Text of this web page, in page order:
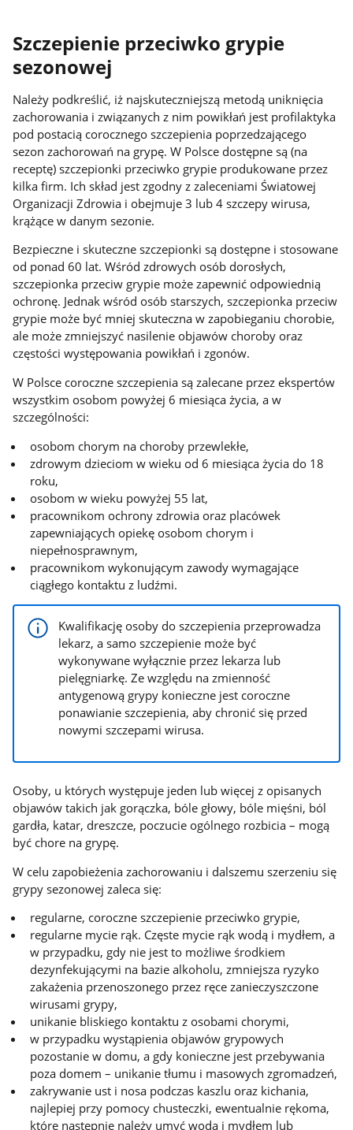
Szczepienie przeciwko grypie
sezonowej
Należy podkreślić, iż najskuteczniejszą metodą uniknięcia
zachorowania i związanych z nim powikłań jest profilaktyka
pod postacią corocznego szczepienia poprzedzającego
sezon zachorowań na grypę. W Polsce dostępne są (na
receptę) szczepionki przeciwko grypie produkowane przez
kilka firm. Ich skład jest zgodny z zaleceniami Światowej
Organizacji Zdrowia i obejmuje 3 lub 4 szczepy wirusa,
krążące w danym sezonie.
Bezpieczne i skuteczne szczepionki są dostępne i stosowane
od ponad 60 lat. Wśród zdrowych osób dorosłych,
szczepionka przeciw grypie może zapewnić odpowiednią
ochronę. Jednak wśród osób starszych, szczepionka przeciw
grypie może być mniej skuteczna w zapobieganiu chorobie,
ale może zmniejszyć nasilenie objawów choroby oraz
częstości występowania powikłań i zgonów.
W Polsce coroczne szczepienia są zalecane przez ekspertów
wszystkim osobom powyżej 6 miesiąca życia, a w
szczególności:
osobom chorym na choroby przewlekłe,
zdrowym dzieciom w wieku od 6 miesiąca życia do 18
roku,
osobom w wieku powyżej 55 lat,
pracownikom ochrony zdrowia oraz placówek
zapewniających opiekę osobom chorym i
niepełnosprawnym,
pracownikom wykonującym zawody wymagające
ciągłego kontaktu z ludźmi.
Kwalifikację osoby do szczepienia przeprowadza
lekarz, a samo szczepienie może być
wykonywane wyłącznie przez lekarza lub
pielęgniarkę. Ze względu na zmienność
antygenową grypy konieczne jest coroczne
ponawianie szczepienia, aby chronić się przed
nowymi szczepami wirusa.
Osoby, u których występuje jeden lub więcej z opisanych
objawów takich jak gorączka, bóle głowy, bóle mięśni, ból
gardła, katar, dreszcze, poczucie ogólnego rozbicia – mogą
być chore na grypę.
W celu zapobieżenia zachorowaniu i dalszemu szerzeniu się
grypy sezonowej zaleca się:
regularne, coroczne szczepienie przeciwko grypie,
regularne mycie rąk. Częste mycie rąk wodą i mydłem, a
w przypadku, gdy nie jest to możliwe środkiem
dezynfekującymi na bazie alkoholu, zmniejsza ryzyko
zakażenia przenoszonego przez ręce zanieczyszczone
wirusami grypy,
unikanie bliskiego kontaktu z osobami chorymi,
w przypadku wystąpienia objawów grypowych
pozostanie w domu, a gdy konieczne jest przebywania
poza domem – unikanie tłumu i masowych zgromadzeń,
zakrywanie ust i nosa podczas kaszlu oraz kichania,
najlepiej przy pomocy chusteczki, ewentualnie rękoma,
które następnie należy umyć wodą i mydłem lub